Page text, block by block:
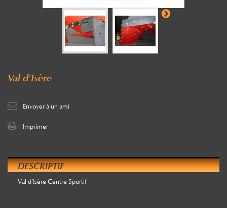
Val d'Isère
Envoyer à un ami
Imprimer
DESCRIPTIF
Val d'Isère-Centre Sportif